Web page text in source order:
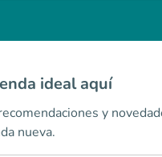
ideal aquí
y
nueva.